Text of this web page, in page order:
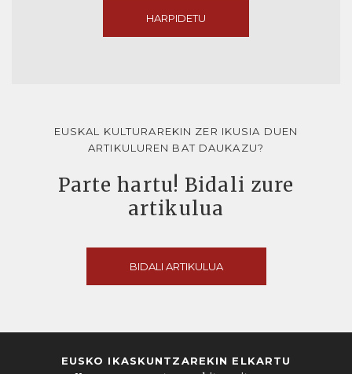
HARPIDETU
EUSKAL KULTURAREKIN ZER IKUSIA DUEN
ARTIKULUREN BAT DAUKAZU?
Parte hartu! Bidali zure
artikulua
BIDALI ARTIKULUA
EUSKO IKASKUNTZAREKIN ELKARTU